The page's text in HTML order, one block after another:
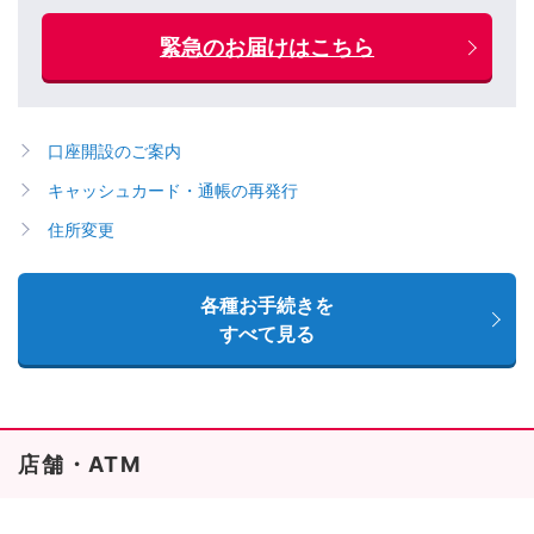
緊急のお届けはこちら
口座開設のご案内
キャッシュカード・通帳の再発行
住所変更
各種お手続きを
すべて見る
店舗・ATM